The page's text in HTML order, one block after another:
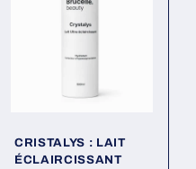
CRISTALYS : LAIT
ÉCLAIRCISSANT